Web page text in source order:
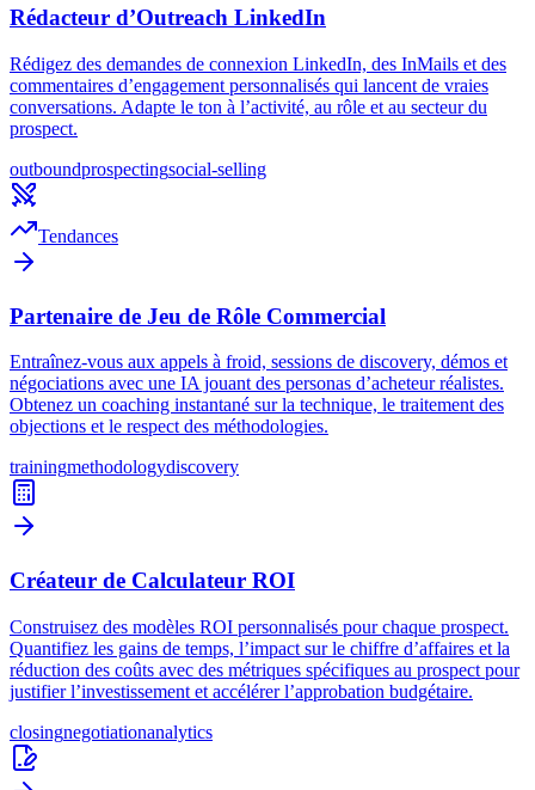
Rédacteur d’Outreach LinkedIn
Rédigez des demandes de connexion LinkedIn, des InMails et des
commentaires d’engagement personnalisés qui lancent de vraies
conversations. Adapte le ton à l’activité, au rôle et au secteur du
prospect.
outboundprospectingsocial-selling
Tendances
Partenaire de Jeu de Rôle Commercial
Entraînez-vous aux appels à froid, sessions de discovery, démos et
négociations avec une IA jouant des personas d’acheteur réalistes.
Obtenez un coaching instantané sur la technique, le traitement des
objections et le respect des méthodologies.
trainingmethodologydiscovery
Créateur de Calculateur ROI
Construisez des modèles ROI personnalisés pour chaque prospect.
Quantifiez les gains de temps, l’impact sur le chiffre d’affaires et la
réduction des coûts avec des métriques spécifiques au prospect pour
justifier l’investissement et accélérer l’approbation budgétaire.
closingnegotiationanalytics